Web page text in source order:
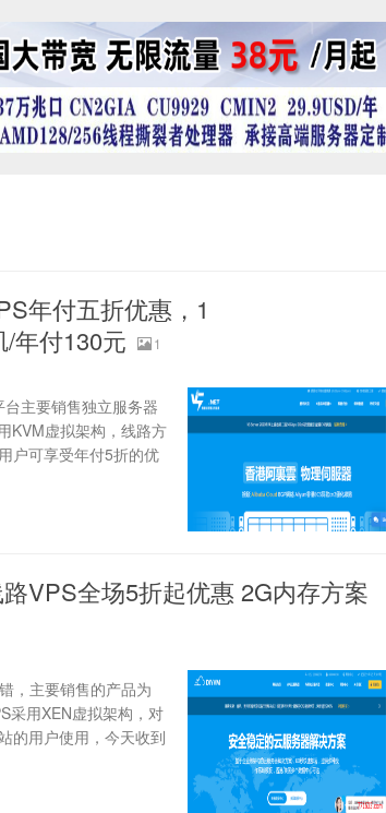
年付五折优惠，1
年付130元
1
主要销售独立服务器
KVM虚拟架构，线路方
户可享受年付5折的优
VPS全场5折起优惠 2G内存方案
，主要销售的产品为
采用XEN虚拟架构，对
的用户使用，今天收到